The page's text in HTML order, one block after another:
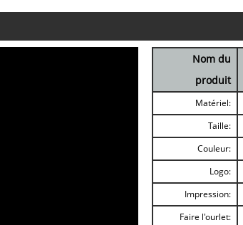
Nom du
produit
Matériel:
Taille:
Couleur:
Logo:
Impression:
Faire l'ourlet: